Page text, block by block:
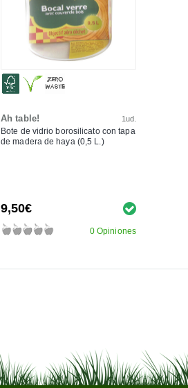
Ah table! 1ud.
Bote de vidrio borosilicato con tapa
de madera de haya (0,5 L.)
9,50€
0 Opiniones